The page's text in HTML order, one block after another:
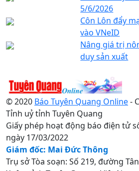
5/6/2026
Côn Lôn đẩy
vào VNeID
Nâng giá trị
duy sản xuất
© 2020 Báo Tuyên Quang Online-
Tỉnh uỷ tỉnh Tuyên Quang
Giấy phép hoạt động báo điện tử
ngày 17/03/2022
Giám đốc: Mai Đức Thông
Trụ sở Tòa soạn: Số 219, đường